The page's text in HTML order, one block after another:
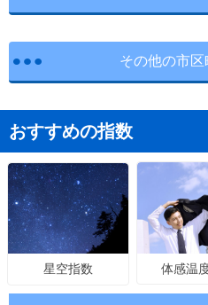
その他の市
おすすめの指数
星空指数 体感温